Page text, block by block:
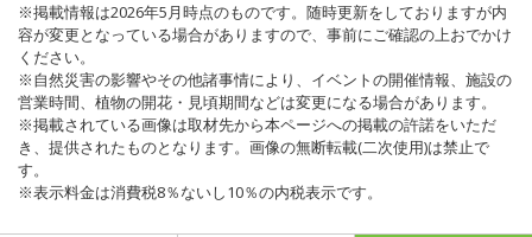
※掲載情報は2026年5月時点のものです。随時更新をしておりますが内
容が変更となっている場合がありますので、事前にご確認の上おでかけ
ください。
※自然災害の影響やその他諸事情により、イベントの開催情報、施設の
営業時間、植物の開花・見頃期間などは変更になる場合があります。
※掲載されている画像は取材先から本ページへの掲載の許諾をいただ
き、提供されたものとなります。画像の無断転載(二次使用)は禁止で
す。
※表示料金は消費税8％ないし10％の内税表示です。